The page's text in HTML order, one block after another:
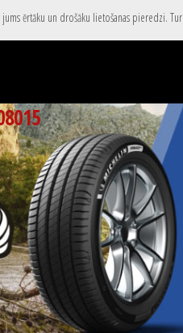
ērtāku un drošāku lietošanas pieredzi.